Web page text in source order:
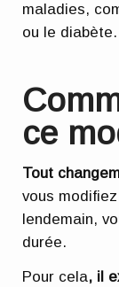
maladies,
ou le diabète.
ce
Tout
vous
lendemain,
durée.
Pour cela, il